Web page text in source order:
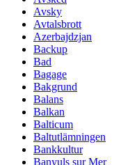
Avsky
Avtalsbrott
Azerbajdzjan
Backup
Bad
Bagage
Bakgrund
Balans
Balkan
Balticum
Baltutlämningen
Bankkultur
Banyuls sur Mer